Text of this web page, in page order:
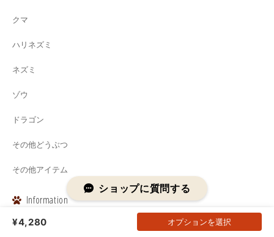
クマ
ハリネズミ
ネズミ
ゾウ
ドラゴン
その他どうぶつ
その他アイテム
Information
About
¥4,280 オプションを選択
ショップに質問する